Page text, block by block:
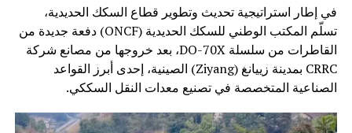
في إطار استراتيجية تحديث وتطوير قطاع السكك الحديدية،
تسلّم المكتب الوطني للسكك الحديدية (ONCF) دفعة جديدة من
القاطرات من سلسلة DO-70X، بعد خروجها من مصانع شركة
CRRC بمدينة زييانغ (Ziyang) الصينية، إحدى أبرز القواعد
الصناعية المتخصصة في تصنيع معدات النقل السككي.